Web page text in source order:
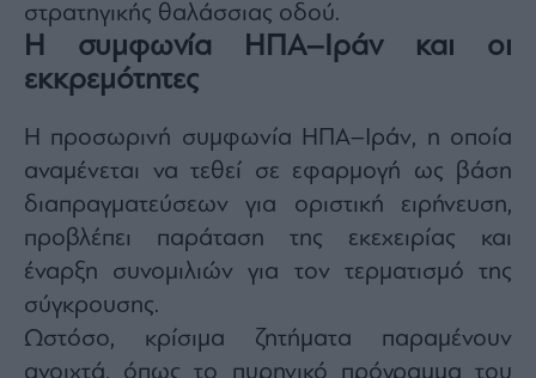
at
any
time.
This
site
is
protected
reCAPTCHA
and
Google
Privacy
Policy
and
of
apply.
στρατηγικής θαλάσσιας οδού.
Η συμφωνία ΗΠΑ–Ιράν και οι
εκκρεμότητες
Η προσωρινή συμφωνία ΗΠΑ–Ιράν, η οποία
αναμένεται να τεθεί σε εφαρμογή ως βάση
διαπραγματεύσεων για οριστική ειρήνευση,
προβλέπει παράταση της εκεχειρίας και
έναρξη συνομιλιών για τον τερματισμό της
σύγκρουσης.
Ωστόσο, κρίσιμα ζητήματα παραμένουν